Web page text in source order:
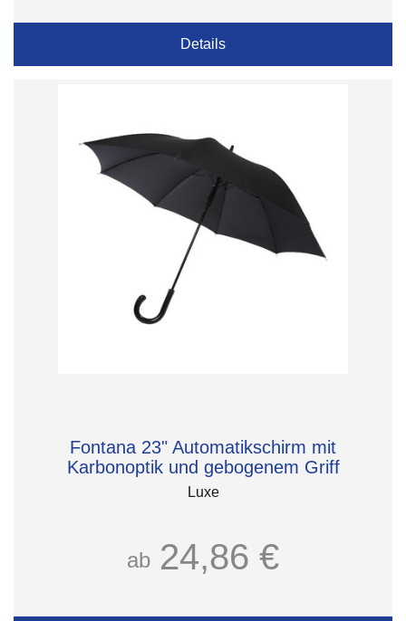
Details
Fontana 23" Automatikschirm mit
Karbonoptik und gebogenem Griff
Luxe
ab 24,86 €